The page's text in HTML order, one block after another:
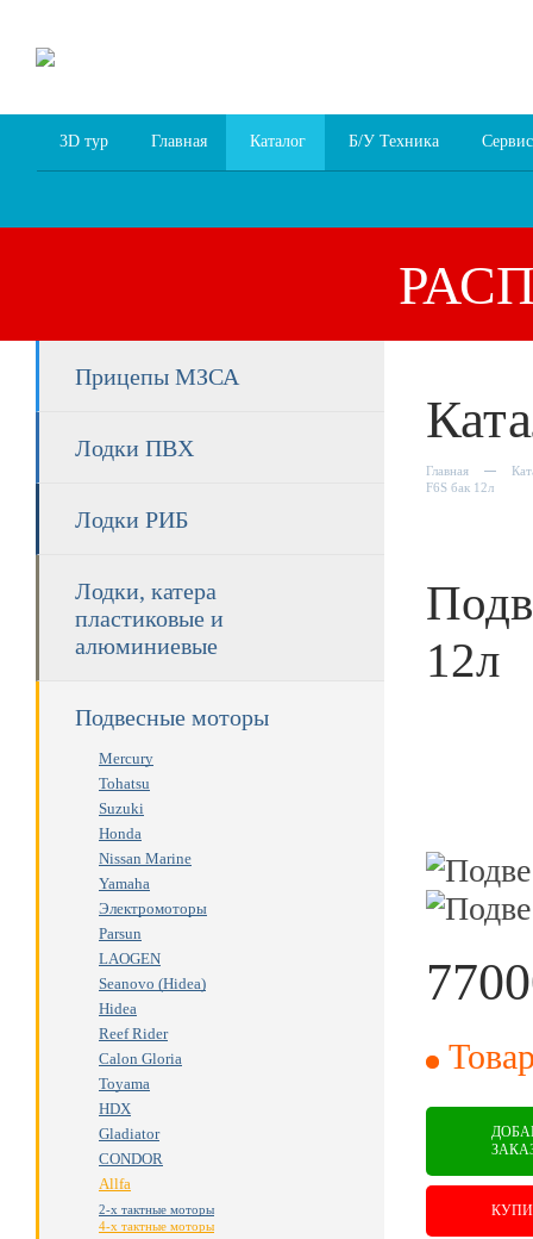
3D тур Главная Каталог Б/У Техника Сервис
Прицепы МЗСА
Лодки ПВХ
Лодки РИБ
Лодки, катера
пластиковые и
алюминиевые
Подвесные моторы
Mercury
Tohatsu
Suzuki
Honda
Nissan Marine
Yamaha
Электромоторы
Parsun
LAOGEN
Seanovo (Hidea)
Hidea
Reef Rider
Calon Gloria
Toyama
HDX
Gladiator
CONDOR
Allfa
2-х тактные моторы
4-х тактные моторы
Главная
F6S бак 12л
12л